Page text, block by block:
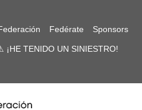
Fedérate Sponsors
¡HE TENIDO UN SINIESTRO!